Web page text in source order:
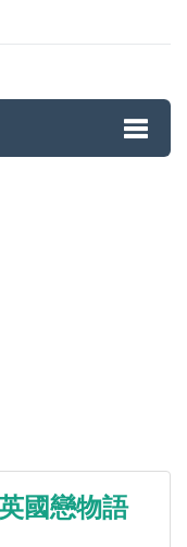
英國戀物語